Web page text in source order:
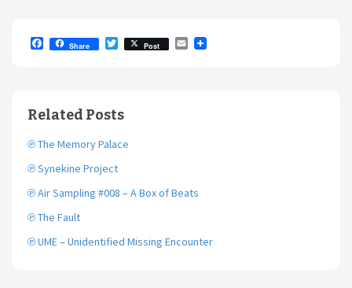
o
o
Share
T
w
r
Post
E
Related Posts
℗ The Memory Palace
℗ Synekine Project
℗ Air Sampling #008 – A Box of Beats
℗ The Fault
℗ UME – Unidentified Missing Encounter